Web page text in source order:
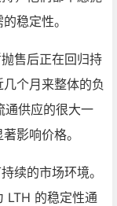
稳定性。
售后正在回归持
个月来整体的负
通供应的很大一
影响价格。
续的市场环境。
LTH 的稳定性通